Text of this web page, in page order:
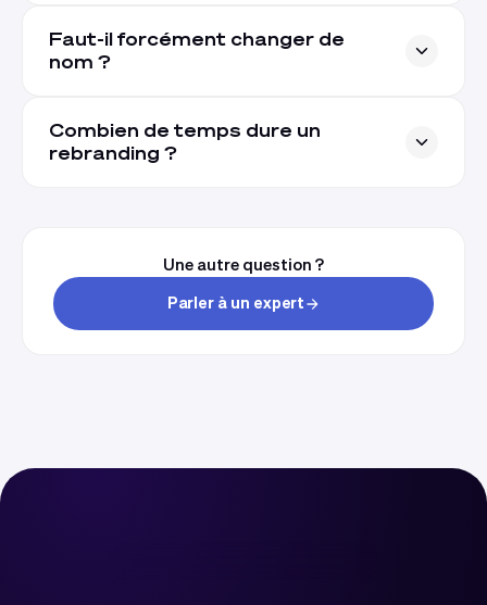
Faut-il forcément changer de
nom ?
Combien de temps dure un
rebranding ?
Une autre question ?
Parler à un expert